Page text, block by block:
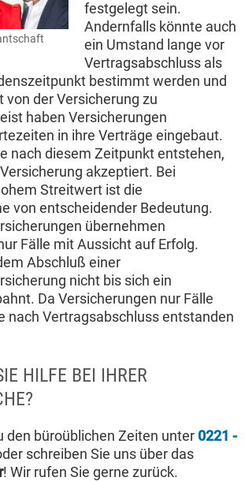
festgelegt sein.
Andernfalls könnte auch
ein Umstand lange vor
Vertragsabschluss als
bestimmt werden und
der Versicherung zu
haben Versicherungen
in ihre Verträge eingebaut.
nach diesem Zeitpunkt entstehen,
akzeptiert. Bei
Streitwert ist die
von entscheidender Bedeutung.
übernehmen
Fälle mit Aussicht auf Erfolg.
Abschluß einer
nicht bis sich ein
Da Versicherungen nur Fälle
nach Vertragsabschluss entstanden
HILFE BEI IHRER
den büroüblichen Zeiten unter 0221 -
schreiben Sie uns über das
! Wir rufen Sie gerne zurück.